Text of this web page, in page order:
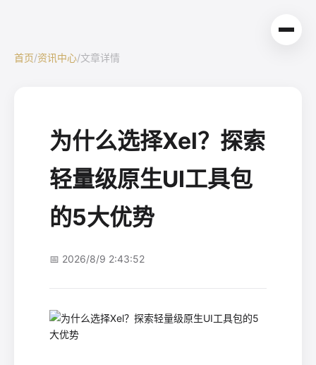
首页/资讯中心/文章详情
为什么选择Xel？探索
轻量级原生UI工具包
的5大优势
📅 2026/8/9 2:43:52